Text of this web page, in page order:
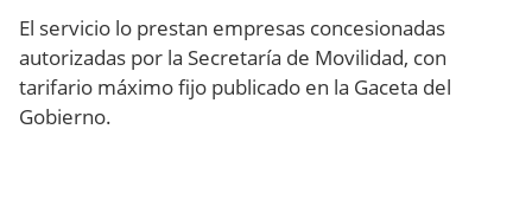
El servicio lo prestan empresas concesionadas
autorizadas por la Secretaría de Movilidad, con
tarifario máximo fijo publicado en la Gaceta del
Gobierno.